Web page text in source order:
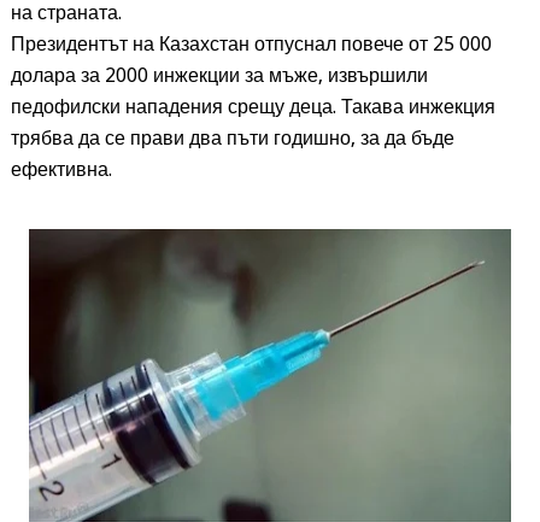
на страната.
Президентът на Казахстан отпуснал повече от 25 000
долара за 2000 инжекции за мъже, извършили
педофилски нападения срещу деца. Такава инжекция
трябва да се прави два пъти годишно, за да бъде
ефективна.